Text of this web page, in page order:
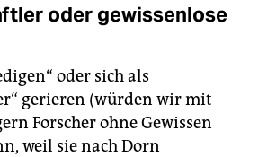
oder gewissenlose
oder sich als
gerieren (würden wir mit
Forscher ohne Gewissen
weil sie nach Dorn